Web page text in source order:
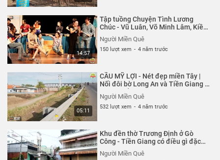
14:57
Tập tuồng Chuyện Tình Lương
Chúc - Vũ Luân, Võ Minh Lâm, Kiều
Mai Lý, Thy Trang, Gia Bảo | Người
Miền Quê
Người Miền Quê
150 lượt xem - 4 năm trước
05:11
CẦU MỸ LỢI - Nét đẹp miền Tây |
Nối đôi bờ Long An và Tiền Giang |
Người Miền Quê
Người Miền Quê
532 lượt xem - 4 năm trước
Khu đền thờ Trương Định ở Gò
Công - Tiền Giang có điều gì đặc
biệt | Người Miền Quê
Người Miền Quê